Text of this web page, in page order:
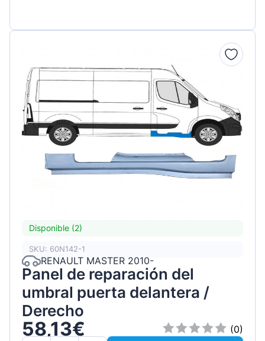
Disponible (2)
SKU: 60N142-1
RENAULT MASTER 2010-
Panel de reparación del
umbral puerta delantera /
Derecho
58,13€
(0)